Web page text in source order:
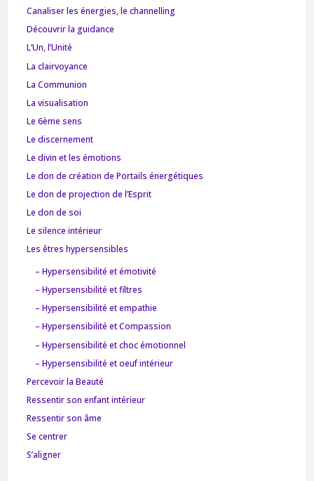
Canaliser les énergies, le channelling
Découvrir la guidance
L’Un, l’Unité
La clairvoyance
La Communion
La visualisation
Le 6ème sens
Le discernement
Le divin et les émotions
Le don de création de Portails énergétiques
Le don de projection de l’Esprit
Le don de soi
Le silence intérieur
Les êtres hypersensibles
– Hypersensibilité et émotivité
– Hypersensibilité et filtres
– Hypersensibilité et empathie
– Hypersensibilité et Compassion
– Hypersensibilité et choc émotionnel
– Hypersensibilité et oeuf intérieur
Percevoir la Beauté
Ressentir son enfant intérieur
Ressentir son âme
Se centrer
S’aligner